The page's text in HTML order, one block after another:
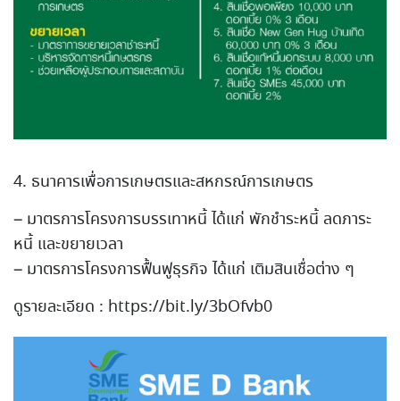
4. ธนาคารเพื่อการเกษตรและสหกรณ์การเกษตร
– มาตรการโครงการบรรเทาหนี้ ได้แก่ พักชำระหนี้ ลดภาระ
หนี้ และขยายเวลา
– มาตรการโครงการฟื้นฟูธุรกิจ ได้แก่ เติมสินเชื่อต่าง ๆ
ดูรายละเอียด : https://bit.ly/3bOfvb0